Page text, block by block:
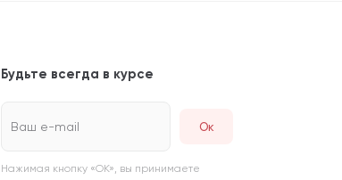
Будьте всегда в курсе
Ваш e-mail
Нажимая кнопку «ОК», вы принимаете